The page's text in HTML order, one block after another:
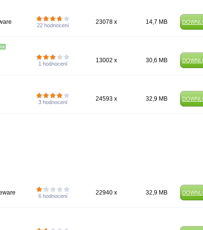
22hodnocení 23078 x 14,7 MB
1 hodnocení 13002 x 30,6 MB
3hodnocení 24593 x 32,9 MB
6hodnocení 22940 x 32,9 MB